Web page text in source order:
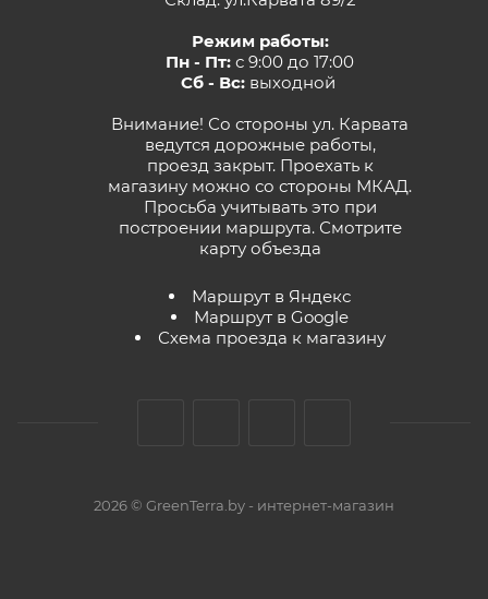
Режим работы:
Пн - Пт: с 9:00 до 17:00
Сб - Вс:выходной
Внимание! Со стороны ул. Карвата
ведутся дорожные работы,
проезд закрыт. Проехать к
магазину можно со стороны МКАД.
Просьба учитывать это при
построении маршрута. Смотрите
карту объезда
Маршрут в Яндекс
Маршрут в Google
Схема проезда к магазину
2026 © GreenTerra.by - интернет-магазин